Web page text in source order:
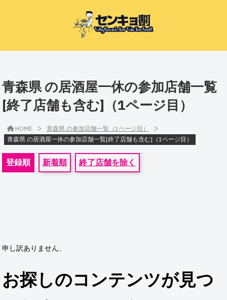
青森県 の居酒屋一休の参加店舗一覧
[終了店舗も含む]（1ページ目）
HOME > 青森県 の参加店舗一覧（1ページ目） >
青森県 の居酒屋一休の参加店舗一覧[終了店舗も含む]（1ページ目）
登録順 新着順 終了店舗を除く
申し訳ありません、
お探しのコンテンツが見つ